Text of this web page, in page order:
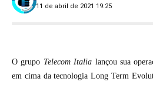
11 de abril de 2021 19:25
O grupo Telecom Italia lançou sua
em cima da tecnologia Long Term